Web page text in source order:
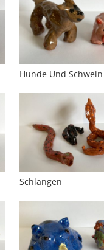
Hunde Und Schwein
Schlangen